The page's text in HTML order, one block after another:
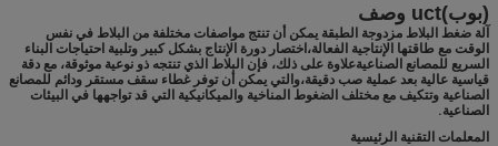
(بوب)uct وصف
آلة ضغط البلاط مزدوجة الطبقة يمكن أن تنتج مواصفات مختلفة من البلاط في نفس
الوقت مع طاقتها الإنتاجية الفعالة،اختصار دورة الإنتاج بشكل كبير وتلبية احتياجات البناء
السريع للمصانع الصناعيةعلاوة على ذلك، فإن البلاط الذي تنتجه ذو نوعية موثوقة، مع دقة
قياسية عالية بعد عملية صب دقيقة،والتي يمكن أن توفر غطاء سقف مستقر ودائم للمصانع
الصناعية وتتكيف مع مختلف الضغوط المناخية والميكانيكية التي قد تواجهها في البيئات
الصناعية.
المعلمات التقنية الرئيسية